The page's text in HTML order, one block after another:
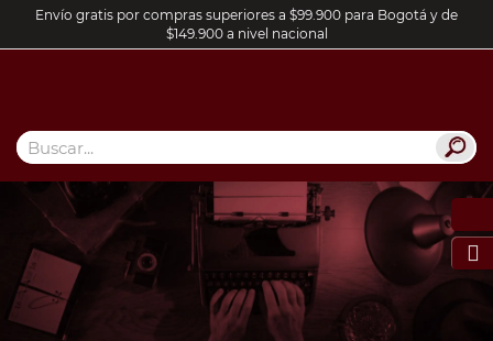
Envío gratis por compras superiores a $99.900 para Bogotá y de
$149.900 a nivel nacional
